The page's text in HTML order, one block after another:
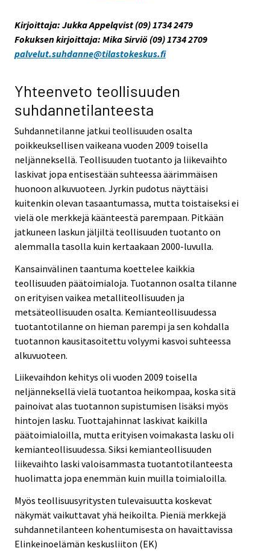
Kirjoittaja: Jukka Appelqvist (09) 1734 2479
Fokuksen kirjoittaja: Mika Sirviö (09) 1734 2709
palvelut.suhdanne@tilastokeskus.fi
Yhteenveto teollisuuden
suhdannetilanteesta
Suhdannetilanne jatkui teollisuuden osalta
poikkeuksellisen vaikeana vuoden 2009 toisella
neljänneksellä. Teollisuuden tuotanto ja liikevaihto
laskivat jopa entisestään suhteessa äärimmäisen
huonoon alkuvuoteen. Jyrkin pudotus näyttäisi
kuitenkin olevan tasaantumassa, mutta toistaiseksi ei
vielä ole merkkejä käänteestä parempaan. Pitkään
jatkuneen laskun jäljiltä teollisuuden tuotanto on
alemmalla tasolla kuin kertaakaan 2000-luvulla.
Kansainvälinen taantuma koettelee kaikkia
teollisuuden päätoimialoja. Tuotannon osalta tilanne
on erityisen vaikea metalliteollisuuden ja
metsäteollisuuden osalta. Kemianteollisuudessa
tuotantotilanne on hieman parempi ja sen kohdalla
tuotannon kausitasoitettu volyymi kasvoi suhteessa
alkuvuoteen.
Liikevaihdon kehitys oli vuoden 2009 toisella
neljänneksellä vielä tuotantoa heikompaa, koska sitä
painoivat alas tuotannon supistumisen lisäksi myös
hintojen lasku. Tuottajahinnat laskivat kaikilla
päätoimialoilla, mutta erityisen voimakasta lasku oli
kemianteollisuudessa. Siksi kemianteollisuuden
liikevaihto laski valoisammasta tuotantotilanteesta
huolimatta jopa enemmän kuin muilla toimialoilla.
Myös teollisuusyritysten tulevaisuutta koskevat
näkymät vaikuttavat yhä heikoilta. Pieniä merkkejä
suhdannetilanteen kohentumisesta on havaittavissa
Elinkeinoelämän keskusliiton (EK)